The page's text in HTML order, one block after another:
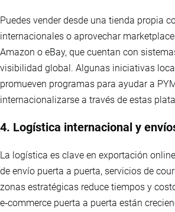
Puedes vender desde una tienda propia
internacionales o aprovechar
Amazon o eBay, que cuentan con
visibilidad global. Algunas iniciativas
promueven programas para ayudar a
internacionalizarse a través de estas
4. Logística internacional y
La logística es clave en exportación
de envío puerta a puerta, servicios de
zonas estratégicas reduce tiempos y
e‑commerce puerta a puerta están